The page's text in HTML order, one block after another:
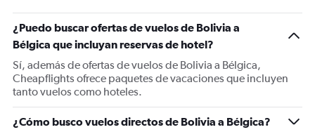
¿Puedo buscar ofertas de vuelos de Bolivia a
Bélgica que incluyan reservas de hotel?
Sí, además de ofertas de vuelos de Bolivia a Bélgica,
Cheapflights ofrece paquetes de vacaciones que incluyen
tanto vuelos como hoteles.
¿Cómo busco vuelos directos de Bolivia a Bélgica?